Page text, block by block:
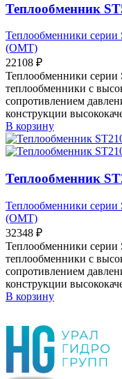
Теплообменник
Теплообменники серии
(OMT)
22108 ₽
Теплообменники
теплообменники с
сопротивлением
конструкции
В корзину
Теплообменник
Теплообменники серии
(OMT)
32348 ₽
Теплообменники
теплообменники с
сопротивлением
конструкции
В корзину